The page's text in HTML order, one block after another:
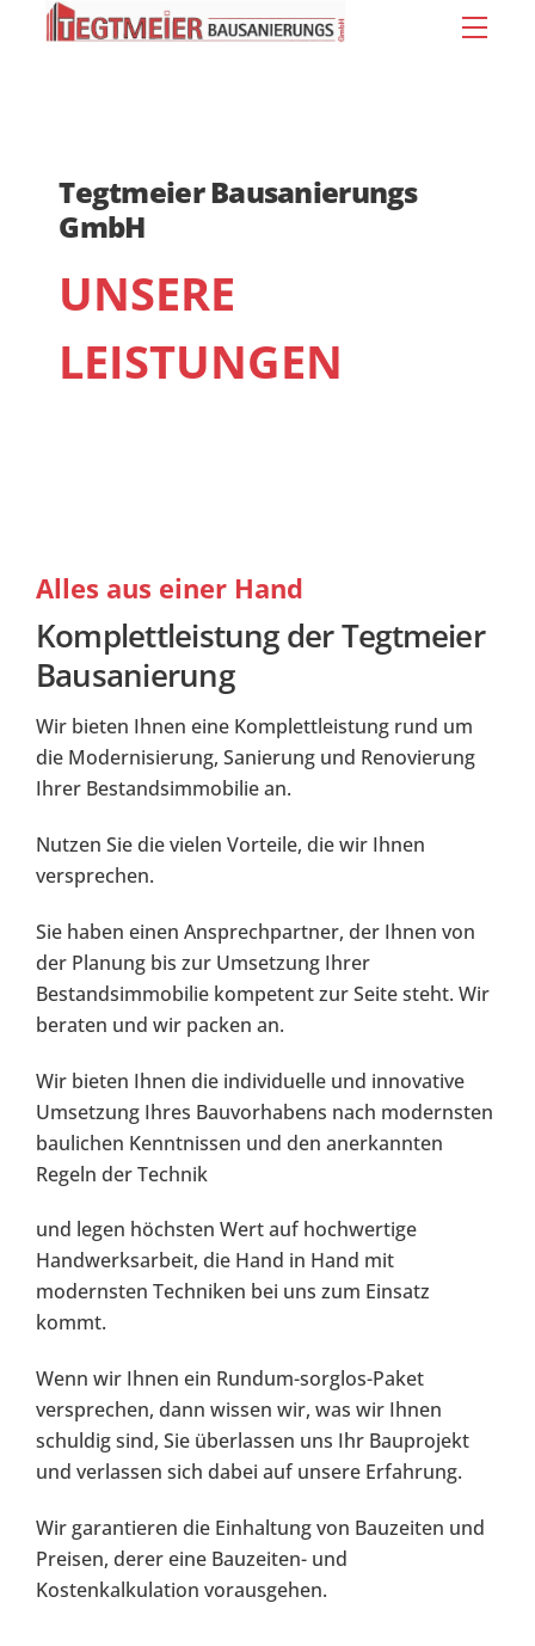
Tegtmeier Bausanierungs
GmbH
UNSERE
LEISTUNGEN
Alles aus einer Hand
Komplettleistung der Tegtmeier
Bausanierung
Wir bieten Ihnen eine Komplettleistung rund um
die Modernisierung, Sanierung und Renovierung
Ihrer Bestandsimmobilie an.
Nutzen Sie die vielen Vorteile, die wir Ihnen
versprechen.
Sie haben einen Ansprechpartner, der Ihnen von
der Planung bis zur Umsetzung Ihrer
Bestandsimmobilie kompetent zur Seite steht. Wir
beraten und wir packen an.
Wir bieten Ihnen die individuelle und innovative
Umsetzung Ihres Bauvorhabens nach modernsten
baulichen Kenntnissen und den anerkannten
Regeln der Technik
und legen höchsten Wert auf hochwertige
Handwerksarbeit, die Hand in Hand mit
modernsten Techniken bei uns zum Einsatz
kommt.
Wenn wir Ihnen ein Rundum-sorglos-Paket
versprechen, dann wissen wir, was wir Ihnen
schuldig sind, Sie überlassen uns Ihr Bauprojekt
und verlassen sich dabei auf unsere Erfahrung.
Wir garantieren die Einhaltung von Bauzeiten und
Preisen, derer eine Bauzeiten- und
Kostenkalkulation vorausgehen.